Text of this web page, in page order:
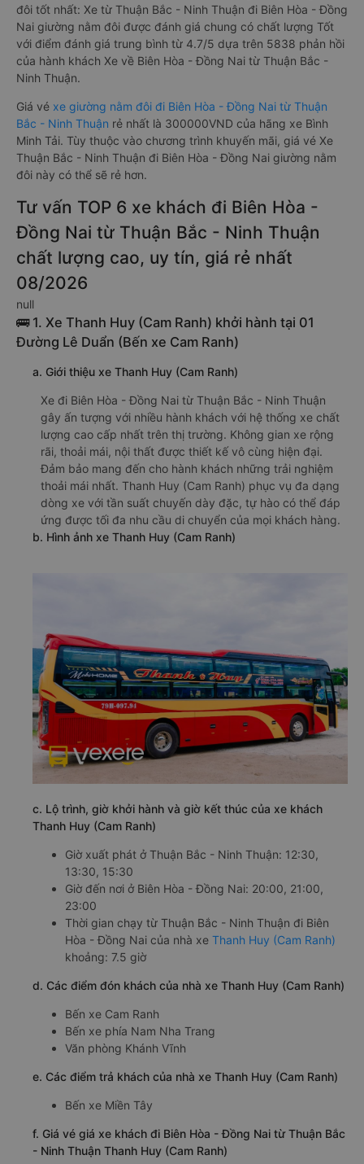
đôi tốt nhất: Xe từ Thuận Bắc - Ninh Thuận đi Biên Hòa - Đồng
Nai giường nằm đôi được đánh giá chung có chất lượng Tốt
với điểm đánh giá trung bình từ 4.7/5 dựa trên 5838 phản hồi
của hành khách Xe về Biên Hòa - Đồng Nai từ Thuận Bắc -
Ninh Thuận.
Giá vé xe giường nằm đôi đi Biên Hòa - Đồng Nai từ Thuận
Bắc - Ninh Thuận rẻ nhất là 300000VND của hãng xe Bình
Minh Tải. Tùy thuộc vào chương trình khuyến mãi, giá vé Xe
Thuận Bắc - Ninh Thuận đi Biên Hòa - Đồng Nai giường nằm
đôi này có thể sẽ rẻ hơn.
Tư vấn TOP 6 xe khách đi Biên Hòa -
Đồng Nai từ Thuận Bắc - Ninh Thuận
chất lượng cao, uy tín, giá rẻ nhất
08/2026
null
🚌 1. Xe Thanh Huy (Cam Ranh) khởi hành tại 01
Đường Lê Duẩn (Bến xe Cam Ranh)
a. Giới thiệu xe Thanh Huy (Cam Ranh)
Xe đi Biên Hòa - Đồng Nai từ Thuận Bắc - Ninh Thuận
gây ấn tượng với nhiều hành khách với hệ thống xe chất
lượng cao cấp nhất trên thị trường. Không gian xe rộng
rãi, thoải mái, nội thất được thiết kế vô cùng hiện đại.
Đảm bảo mang đến cho hành khách những trải nghiệm
thoải mái nhất. Thanh Huy (Cam Ranh) phục vụ đa dạng
dòng xe với tần suất chuyến dày đặc, tự hào có thể đáp
ứng được tối đa nhu cầu di chuyển của mọi khách hàng.
b. Hình ảnh xe Thanh Huy (Cam Ranh)
c. Lộ trình, giờ khởi hành và giờ kết thúc của xe khách
Thanh Huy (Cam Ranh)
Giờ xuất phát ở Thuận Bắc - Ninh Thuận: 12:30,
13:30, 15:30
Giờ đến nơi ở Biên Hòa - Đồng Nai: 20:00, 21:00,
23:00
Thời gian chạy từ Thuận Bắc - Ninh Thuận đi Biên
Hòa - Đồng Nai của nhà xe Thanh Huy (Cam Ranh)
khoảng: 7.5 giờ
d. Các điểm đón khách của nhà xe Thanh Huy (Cam Ranh)
Bến xe Cam Ranh
Bến xe phía Nam Nha Trang
Văn phòng Khánh Vĩnh
e. Các điểm trả khách của nhà xe Thanh Huy (Cam Ranh)
Bến xe Miền Tây
f. Giá vé giá xe khách đi Biên Hòa - Đồng Nai từ Thuận Bắc
- Ninh Thuận Thanh Huy (Cam Ranh)